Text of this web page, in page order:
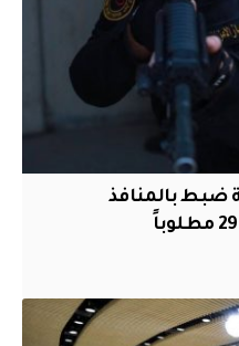
تنفيذ 31 حالة ضبط بالمنافذ